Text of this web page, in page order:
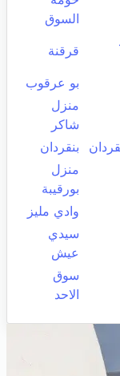
السوق
قرقنة
بو عرقوب
منزل
شاكر
بنقردان
منزل
بورقيبة
وادي مليز
سيدي
عيش
سوق
الاحد